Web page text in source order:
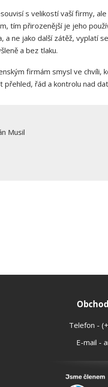
s velikostí vaší firmy,
tím přirozenější je jeho
a ne jako další zátěž, vyplatí
a bez tlaku.
firmám smysl ve chvíli,
řád a kontrolu nad
Musil
Telefon -
E-mail -